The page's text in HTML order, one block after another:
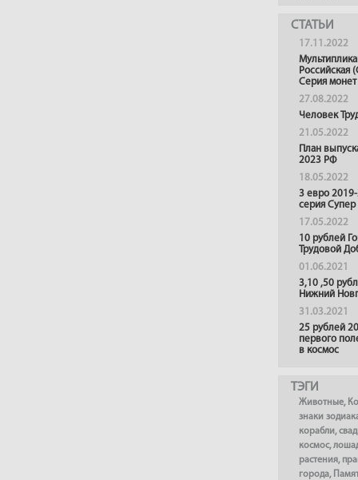
СТАТЬИ
17.11.2022
Российская
Серия монет
27.08.2022
Человек
21.05.2022
План
2023 РФ
18.05.2022
3 евро
серия
17.05.2022
10 рублей
Трудовой
01.06.2021
3,10 ,50
Нижний
31.03.2021
25 рублей
первого
в космос
ТЭГИ
Животные,
знаки
корабли,
космос,
растения,
города,